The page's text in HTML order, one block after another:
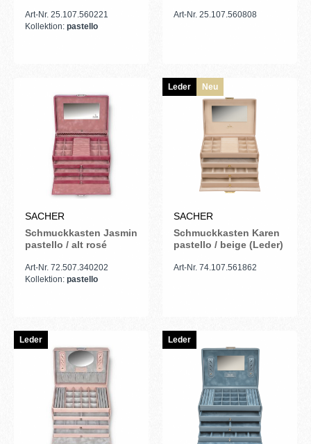
Art-Nr. 25.107.560221
Kollektion: pastello
Art-Nr. 25.107.560808
SACHER
Schmuckkasten Jasmin
pastello / alt rosé
Art-Nr. 72.507.340202
Kollektion: pastello
Leder Neu
SACHER
Schmuckkasten Karen
pastello / beige (Leder)
Art-Nr. 74.107.561862
Leder Leder